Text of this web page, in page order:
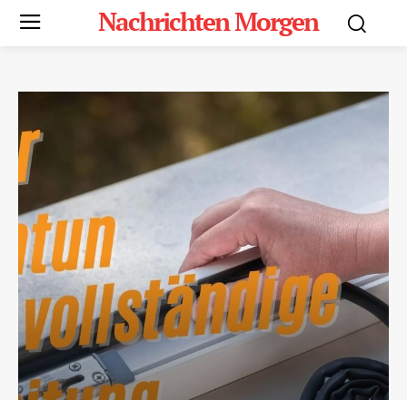
Nachrichten Morgen